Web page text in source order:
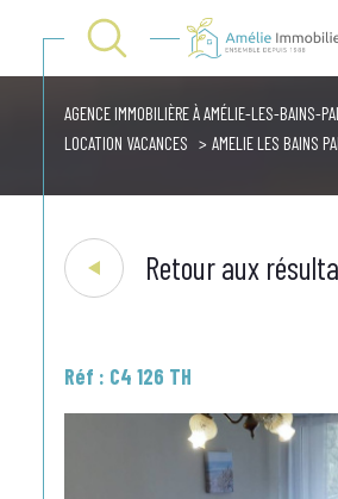
AGENCE IMMOBILIÈRE À AMÉLIE-LES-BAINS-
LOCATION VACANCES
AMELIE LES BAINS
Retour aux
Réf : C4 126 TH